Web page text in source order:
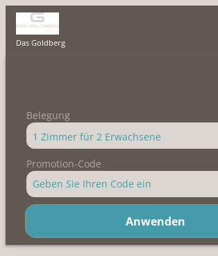
Belegung
1 Zimmer für 2 Erwachsene
Promotion-Code
Geben Sie Ihren Code ein
Anwenden
Das Goldberg